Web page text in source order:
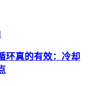
环真的有效：冷却